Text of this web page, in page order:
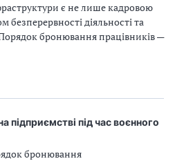
є не лише кадровою
діяльності та
бронювання працівників —
підприємстві під час воєнного
бронювання